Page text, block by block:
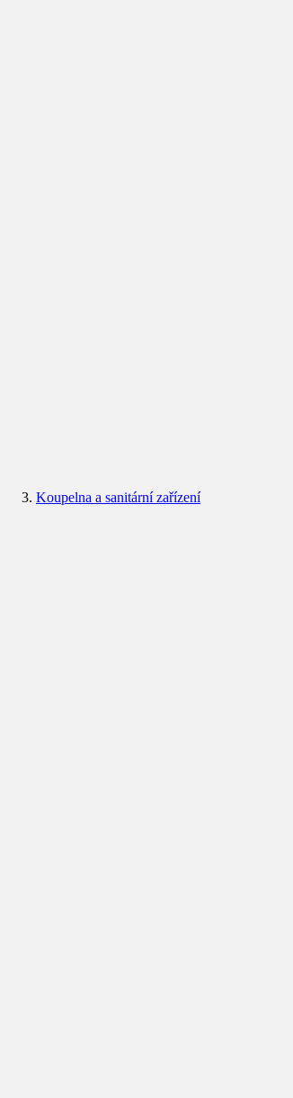
Koupelna a sanitární zařízení